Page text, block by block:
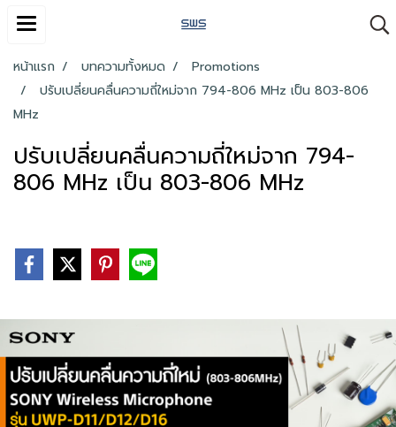
หน้าแรก บทความทั้งหมด
Promotions
ปรับเปลี่ยนคลื่นความถี่ใหม่จาก 794-806 MHz เป็น 803-806
MHz
ปรับเปลี่ยนคลื่นความถี่ใหม่จาก 794-
806 MHz เป็น 803-806 MHz